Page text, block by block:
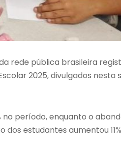
rede pública brasileira
2025, divulgados
período, enquanto o
dos estudantes aumentou